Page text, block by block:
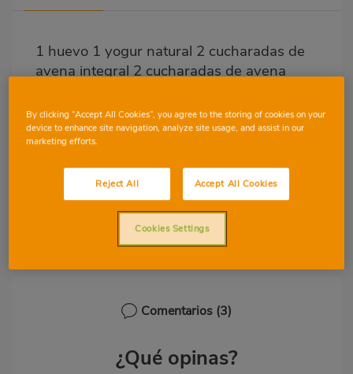
1 huevo 1 yogur natural 2 cucharadas de
avena integral 2 cucharadas de avena
Fácil
Mesclamos todo y en una sartén
hacemos pequeñas tortitas 🥞 le damos la
vuelta y listo y sustituiremos por el pan para
quellos que no pueden comer harina
Comentarios (3)
¿Qué opinas?
By clicking “Accept All Cookies”, you agree to the storing of cookies on your
device to enhance site navigation, analyze site usage, and assist in our
marketing efforts.
Reject All Accept All Cookies
Cookies Settings